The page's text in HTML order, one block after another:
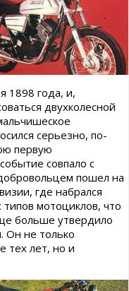
1898 года, и,
двухколесной
серьезно, по-
первую
совпало с
пошел на
где набрался
мотоциклов, что
больше утвердило
Он не только
тех лет, но и